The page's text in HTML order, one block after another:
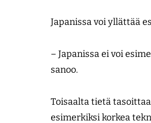
Japanissa voi yllättää
– Japanissa ei voi
sanoo.
Toisaalta tietä
esimerkiksi korkea